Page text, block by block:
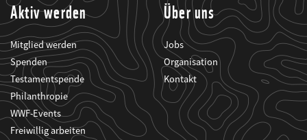
Aktiv werden
Mitglied werden
Spenden
Testamentspende
Philanthropie
WWF-Events
Freiwillig arbeiten
Über uns
Jobs
Organisation
Kontakt